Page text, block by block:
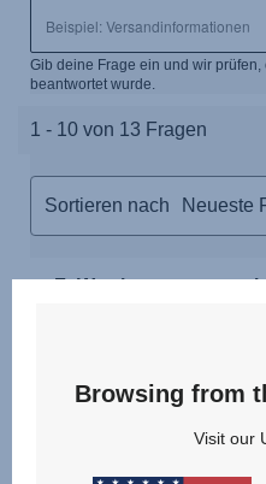
Browsing from
Visit our